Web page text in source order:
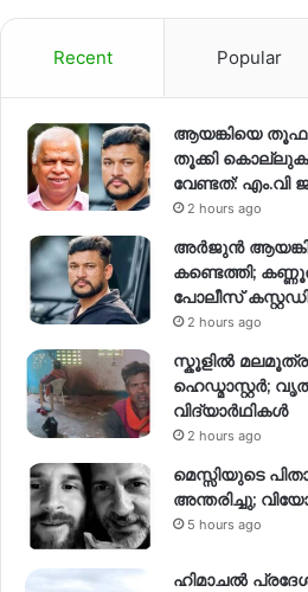
Recent Popular
ആയങ്കിയെ
തൂക്കി
വേണ്ടത്: എം.വി
2 hours ago
അർജുൻ ആയങ്കി
കണ്ടെത്തി;
പോലീസ്
2 hours ago
സ്കൂളിൽ
ഹെഡ്മാസ്റ്റർ;
വിദ്യാർഥികൾ
2 hours ago
മെസ്സിയുടെ
അന്തരിച്ചു;
5 hours ago
ഹിമാചല്‍